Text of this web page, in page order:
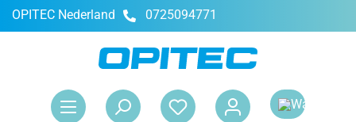
OPITEC Nederland 0725094771